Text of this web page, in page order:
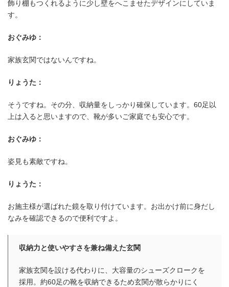
収納力を重視した広々とした
飾り棚もつくれるように少し壁をへこませたデザインにしていま
す。
おぐみゆ：
家族玄関ではないんですね。
りょうた：
そうですね。その分、収納量をしっかり確保しています。60足以
上は入ると思いますので、靴が多いご家庭でも安心です。
おぐみゆ：
姿見も素敵ですね。
りょうた：
お施主様が選ばれた鏡を取り付けています。お出かけ前に身だし
なみを確認できるので便利ですよ。
収納力と使いやすさを兼ね備えた玄関
家族玄関を設ける代わりに、大容量のシューズクロークを
採用。約60足の靴を収納できるため玄関が散らかりにく